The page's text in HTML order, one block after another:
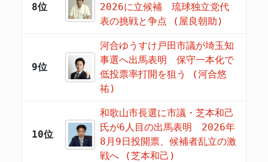
8位
2026に立候補 琉球独立党代
表の挑戦と争点 (屋良朝助)
9位
河合ゆうすけ戸田市議が埼玉知
事選へ出馬表明 保守一本化で
低投票率打開を狙う (河合悠
祐)
10位
和歌山市長選に市議・芝本和己
氏が6人目の出馬表明 2026年
8月9日投開票、候補者乱立の激
戦へ (芝本和己)